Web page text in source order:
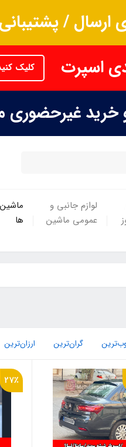
/ پشتیبانی
اسپرت کلیک
غیرحضوری
لوازم جانبی و
عمومی ماشین
ماشین
ها
گران‌ترین ارزان‌ترین
27٪